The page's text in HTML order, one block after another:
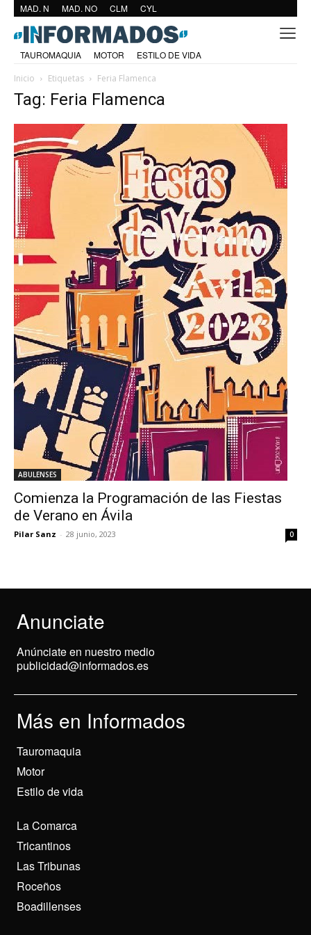
MAD. N MAD. NO CLM CYL
TAUROMAQUIA MOTOR
ESTILO DE VIDA
Inicio
Etiquetas Feria Flamenca
Tag: Feria Flamenca
ABULENSES
Comienza la Programación de las Fiestas
de Verano en Ávila
Pilar Sanz - 28 junio, 2023 0
Anunciate
Anúnciate en nuestro medio
publicidad@informados.es
Más en Informados
Tauromaquia
Motor
Estilo de vida
La Comarca
Tricantinos
Las Tribunas
Roceños
Boadillenses